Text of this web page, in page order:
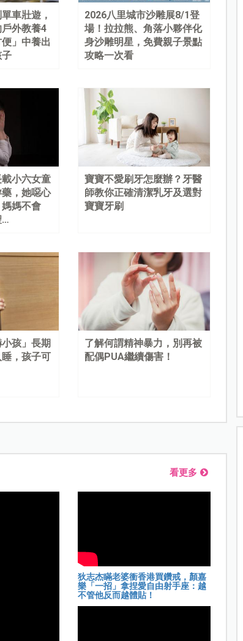
車壯遊，
戶外教養4
」中養出
2026八里城市沙雕展8/1登
場！拉拉熊、角落小夥伴化
身沙雕明星，免費親子景點
攻略一次看
小六女童
，她噁心
媽不會
…
寶寶不愛刷牙怎麼辦？牙醫
師教你正確清潔乳牙及選對
寶寶牙刷
小孩」長期
，孩子可
了解何謂精神暴力，別再被
配偶PUA繼續傷害！
看更多
狄志杰瞞老婆衝香港買鑽戒，顏嘉
樂「一招」拿捏愛自由射手座：越
不管他反而越體貼！